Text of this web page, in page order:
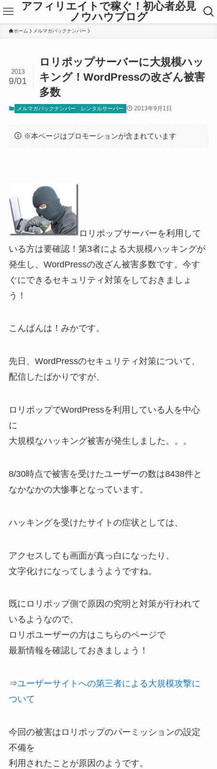
アフィリエイトで稼ぐ！初心者必見
ノウハウブログ
ホーム メルマガバックナンバー
ロリポップサーバーに大規模ハッ
キング！WordPressの改ざん被害
多数
2013
9/01
メルマガバックナンバー レンタルサーバー 2013年9月1日
※本ページはプロモーションが含まれています
ロリポップサーバーを利用して
いる方は要確認！第3者による大規模ハッキングが
発生し、WordPressの改ざん被害多数です。今す
ぐにできるセキュリティ対策をしておきましょ
う！
こんばんは！みかです。
先日、WordPressのセキュリティ対策について、
配信したばかりですが、
ロリポップでWordPressを利用している人を中心
に
大規模なハッキング被害が発生しました。。。
8/30時点で被害を受けたユーザーの数は8438件と
なかなかの大惨事となっています。
ハッキングを受けたサイトの症状としては、
アクセスしても画面が真っ白になったり、
文字化けになってしまうようですね。
既にロリポップ側で原因の究明と対策が行われて
いるようなので、
ロリポユーザーの方はこちらのページで
最新情報を確認しておきましょう！
⇒ユーザーサイトへの第三者による大規模攻撃に
ついて
今回の被害はロリポップのパーミッションの設定
不備を
利用されたことが原因のようです。